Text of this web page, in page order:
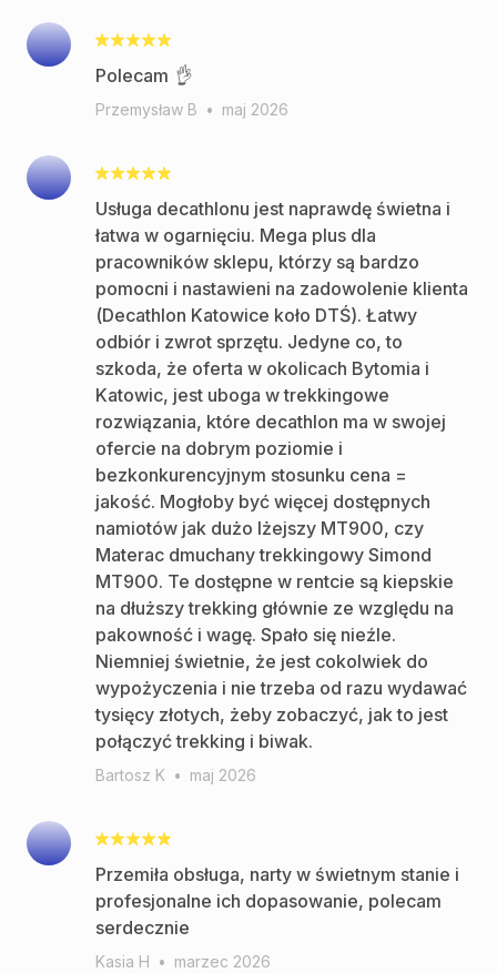
Polecam 👌
Przemysław B • maj 2026
Usługa decathlonu jest naprawdę świetna i
łatwa w ogarnięciu. Mega plus dla
pracowników sklepu, którzy są bardzo
pomocni i nastawieni na zadowolenie klienta
(Decathlon Katowice koło DTŚ). Łatwy
odbiór i zwrot sprzętu. Jedyne co, to
szkoda, że oferta w okolicach Bytomia i
Katowic, jest uboga w trekkingowe
rozwiązania, które decathlon ma w swojej
ofercie na dobrym poziomie i
bezkonkurencyjnym stosunku cena =
jakość. Mogłoby być więcej dostępnych
namiotów jak dużo lżejszy MT900, czy
Materac dmuchany trekkingowy Simond
MT900. Te dostępne w rentcie są kiepskie
na dłuższy trekking głównie ze względu na
pakowność i wagę. Spało się nieźle.
Niemniej świetnie, że jest cokolwiek do
wypożyczenia i nie trzeba od razu wydawać
tysięcy złotych, żeby zobaczyć, jak to jest
połączyć trekking i biwak.
Bartosz K • maj 2026
Przemiła obsługa, narty w świetnym stanie i
profesjonalne ich dopasowanie, polecam
serdecznie
Kasia H • marzec 2026